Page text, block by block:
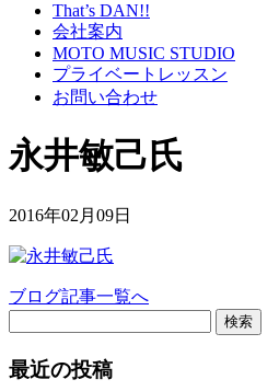
That’s DAN!!
会社案内
MOTO MUSIC STUDIO
プライベートレッスン
お問い合わせ
永井敏己氏
2016年02月09日
ブログ記事一覧へ
検索
最近の投稿